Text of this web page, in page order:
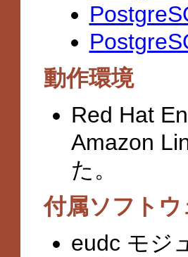
動作環境
Red Hat
Amazon
た。
付属ソフトウ
eudc モジ